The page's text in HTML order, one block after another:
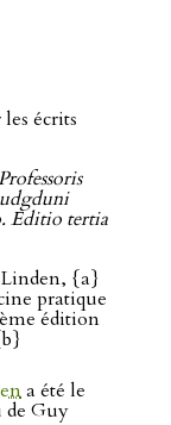
écrits
Editio tertia
{a}
pratique
édition
a été le
de Guy